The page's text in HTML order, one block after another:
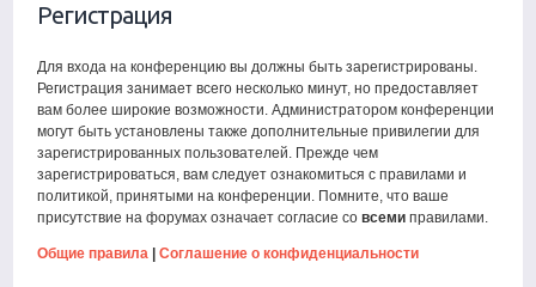
Регистрация
Для входа на конференцию вы должны быть зарегистрированы.
Регистрация занимает всего несколько минут, но предоставляет
вам более широкие возможности. Администратором конференции
могут быть установлены также дополнительные привилегии для
зарегистрированных пользователей. Прежде чем
зарегистрироваться, вам следует ознакомиться с правилами и
политикой, принятыми на конференции. Помните, что ваше
присутствие на форумах означает согласие совсеми правилами.
Общие правила |Соглашение о конфиденциальности